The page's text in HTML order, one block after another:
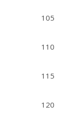
105
110
115
120